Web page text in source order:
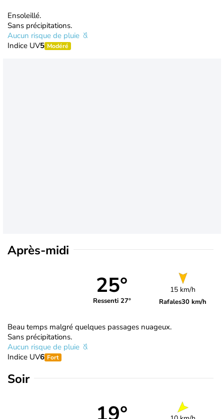
Ensoleillé.
Sans précipitations.
Aucun risque de pluie
Indice UV5 Modéré
Après-midi
25°
Ressenti 27°
15 km/h
Rafales30 km/h
Beau temps malgré quelques passages nuageux.
Sans précipitations.
Aucun risque de pluie
Indice UV6 Fort
Soir